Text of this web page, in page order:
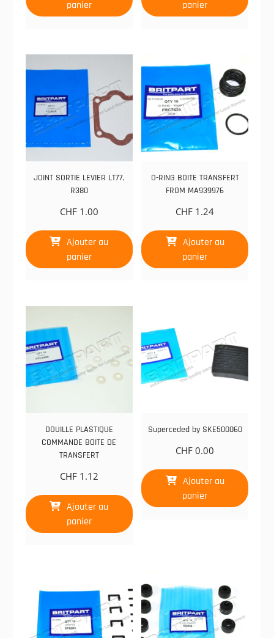
panier panier
JOINT SORTIE LEVIER LT77,
R380
CHF1.00
Ajouter au
panier
O-RING BOITE TRANSFERT
FROM MA939976
CHF 1.24
Ajouter au
panier
DOUILLE PLASTIQUE
COMMANDE BOITE DE
TRANSFERT
CHF1.12
Ajouter au
panier
Superceded by SKE500060
CHF 0.00
Ajouter au
panier